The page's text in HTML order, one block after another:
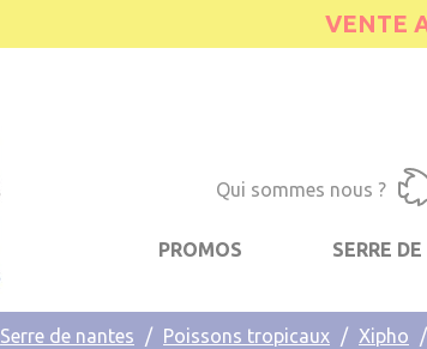
VENTE
Qui sommes nous ?
PROMOS SERRE
Serre de nantes Poissons tropicaux Xipho